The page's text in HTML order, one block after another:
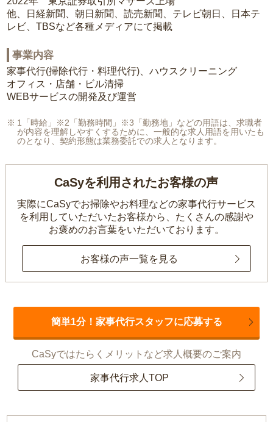
他、日経新聞、朝日新聞、読売新聞、テレビ朝日、日本テ
レビ、TBSなど各種メディアにて掲載
事業内容
家事代行(掃除代行・料理代行)、ハウスクリーニング
オフィス・店舗・ビル清掃
WEBサービスの開発及び運営
1「時給」※2「勤務時間」※3「勤務地」などの用語は、求職者
が内容を理解しやすくするために、一般的な求人用語を用いたも
のとなり、契約形態は業務委託での求人となります。
CaSyを利用されたお客様の声
実際にCaSyでお掃除やお料理などの家事代行サービス
を利用していただいたお客様から、 たくさんの感謝や
お褒めのお言葉をいただいております。
お客様の声一覧を見る
簡単1分！家事代行スタッフに応募する
CaSyではたらくメリットなど求人概要のご案内
家事代行求人TOP